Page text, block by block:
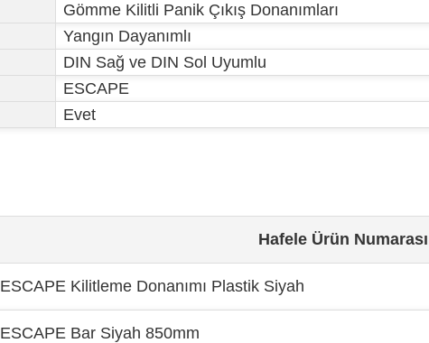
Gömme Kilitli Panik Çıkış Donanımları
Yangın Dayanımlı
DIN Sağ ve DIN Sol Uyumlu
ESCAPE
Evet
Hafele Ürün Numarası
ESCAPE Kilitleme Donanımı Plastik Siyah
ESCAPE Bar Siyah 850mm